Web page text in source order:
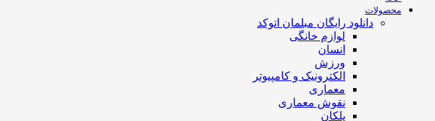
محصولات
دانلود رایگان مبلمان اتوکد
لوازم خانگی
انسان
ورزش
الکترونیک و کامپیوتر
معماری
نقوش معماری
پلکان